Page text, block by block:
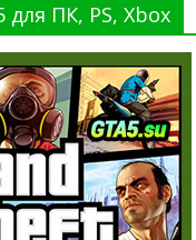
для ПК, PS, Xbox